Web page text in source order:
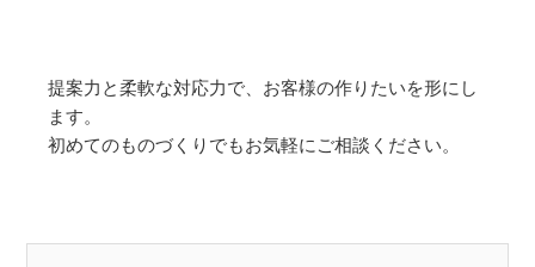
提案力と柔軟な対応力で、お客様の作りたいを形にし
ます。
初めてのものづくりでもお気軽にご相談ください。